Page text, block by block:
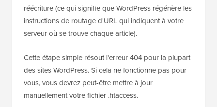
réécriture (ce qui signifie que WordPress régénère les
instructions de routage d'URL qui indiquent à votre
serveur où se trouve chaque article).
Cette étape simple résout l'erreur 404 pour la plupart
des sites WordPress. Si cela ne fonctionne pas pour
vous, vous devrez peut-être mettre à jour
manuellement votre fichier .htaccess.